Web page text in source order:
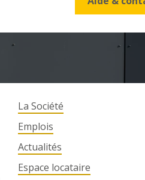
La Société
Emplois
Actualités
Espace locataire